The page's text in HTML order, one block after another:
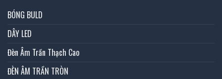
BÓNG BULD
DÂY LED
Đèn Âm Trần Thạch Cao
ĐÈN ÂM TRẦN TRÒN